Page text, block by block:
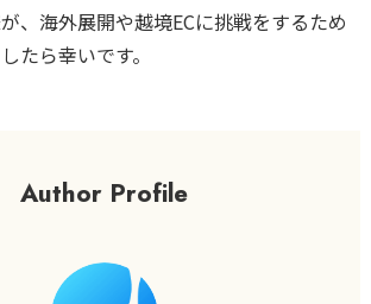
、海外展開や越境ECに挑戦をするため
たら幸いです。
Author Profile